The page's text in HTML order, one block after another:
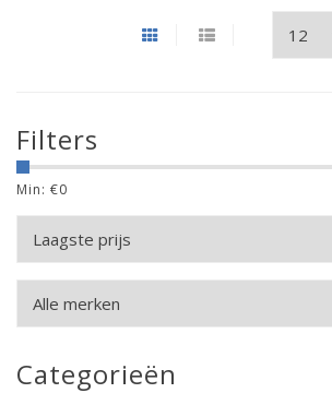
Filters
Min: €0
Categorieën